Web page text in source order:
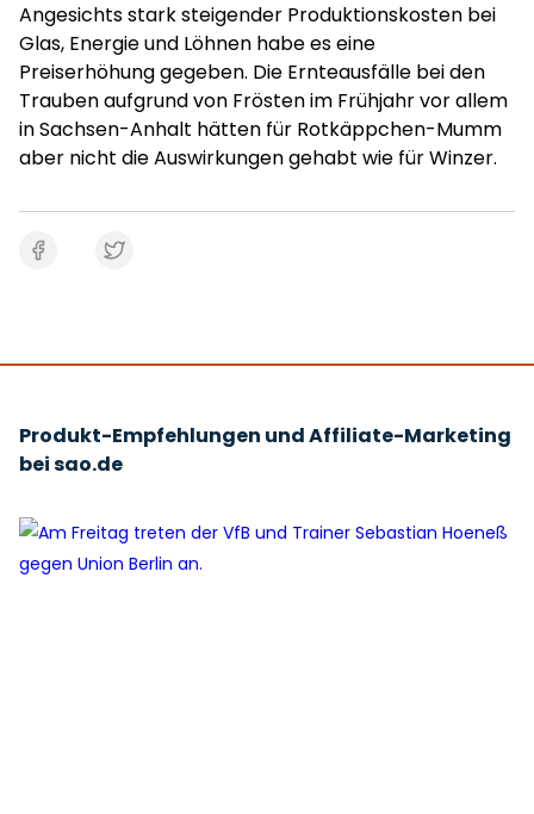
Angesichts stark steigender Produktionskosten bei
Glas, Energie und Löhnen habe es eine
Preiserhöhung gegeben. Die Ernteausfälle bei den
Trauben aufgrund von Frösten im Frühjahr vor allem
in Sachsen-Anhalt hätten für Rotkäppchen-Mumm
aber nicht die Auswirkungen gehabt wie für Winzer.
Produkt-Empfehlungen und Affiliate-Marketing
bei sao.de